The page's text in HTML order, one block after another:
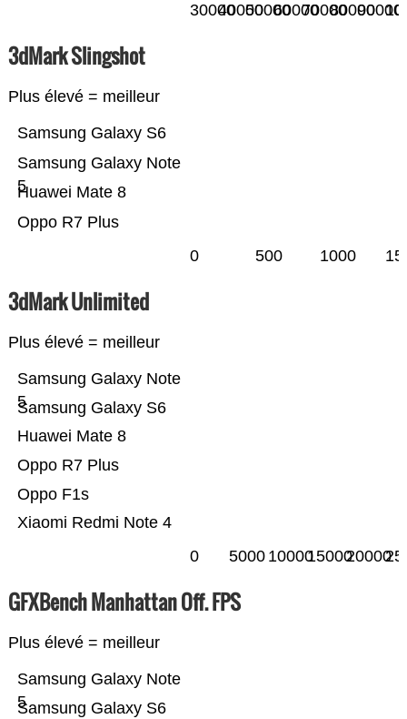
30000400005000060000700008000090000
3dMark Slingshot
Plus élevé = meilleur
Oppo R7 Plus
Huawei Mate 8
Samsung Galaxy Note
5
Samsung Galaxy S6
0 500 1000
3dMark Unlimited
Plus élevé = meilleur
Xiaomi Redmi Note 4
Oppo F1s
Oppo R7 Plus
Huawei Mate 8
Samsung Galaxy S6
Samsung Galaxy Note
5
0 5000 100001500020000
GFXBench Manhattan Off. FPS
Plus élevé = meilleur
Samsung Galaxy S6
Samsung Galaxy Note
5